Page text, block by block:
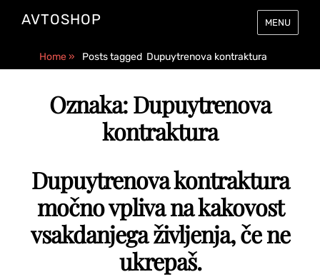
AVTOSHOP MENU
Home» Posts tagged Dupuytrenova kontraktura
Oznaka:Dupuytrenova
kontraktura
Dupuytrenova kontraktura
močno vpliva na kakovost
vsakdanjega življenja, če ne
ukrepaš.